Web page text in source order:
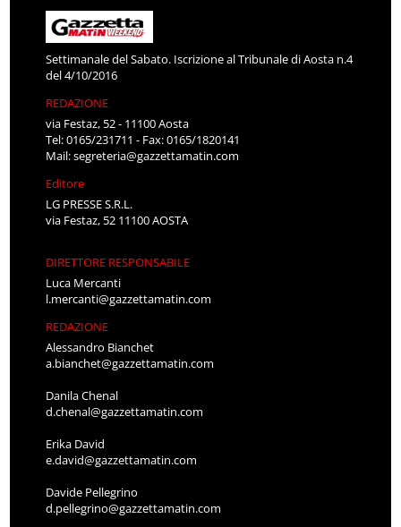
Settimanale del Sabato. Iscrizione al Tribunale di Aosta n.4
del 4/10/2016
REDAZIONE
via Festaz, 52 - 11100 Aosta
Tel: 0165/231711 - Fax: 0165/1820141
Mail:segreteria@gazzettamatin.com
Editore
LG PRESSE S.R.L.
via Festaz, 52 11100 AOSTA
DIRETTORE RESPONSABILE
Luca Mercanti
l.mercanti@gazzettamatin.com
REDAZIONE
Alessandro Bianchet
a.bianchet@gazzettamatin.com
Danila Chenal
d.chenal@gazzettamatin.com
Erika David
e.david@gazzettamatin.com
Davide Pellegrino
d.pellegrino@gazzettamatin.com